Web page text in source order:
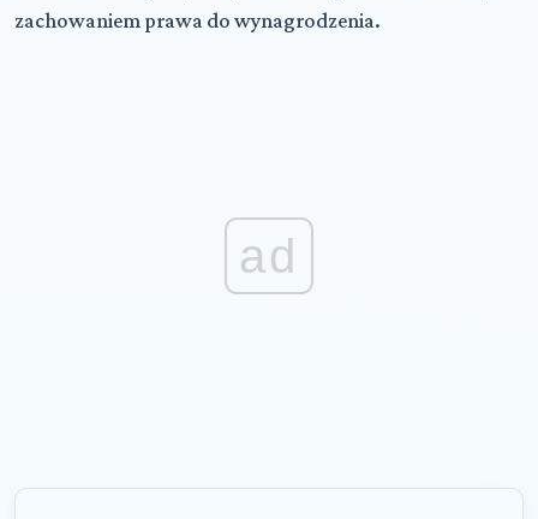
zachowaniem prawa do wynagrodzenia.
ad